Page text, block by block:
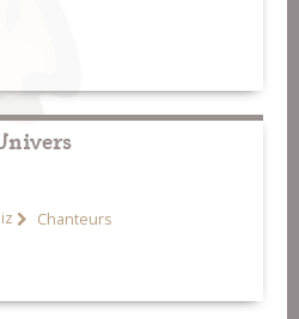
Chanteurs